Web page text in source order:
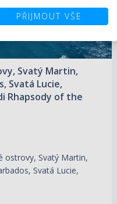
Svatý Martin,
Svatá Lucie,
Rhapsody of the
ostrovy, Svatý Martin,
Svatá Lucie,
PŘIJMOUT VŠE